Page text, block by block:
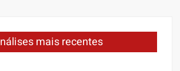
mais recentes